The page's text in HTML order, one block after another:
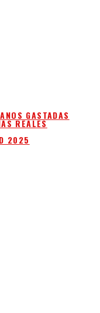
GASTADAS
REALES
2025